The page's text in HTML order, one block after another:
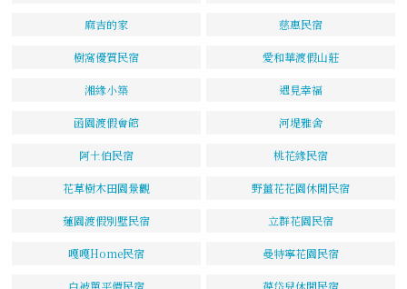
麻吉的家 慈惠民宿
樹窩優質民宿 愛和華渡假山莊
湘緣小築 遇見幸福
函園渡假會館 河堤雅舍
阿土伯民宿 桃花緣民宿
花草樹木田園景觀 野薑花花園休閒民宿
蓮園渡假別墅民宿 立群花園民宿
嘎嘎Home民宿 曼特寧花園民宿
白被單平價民宿 葆岱兒休閒民宿